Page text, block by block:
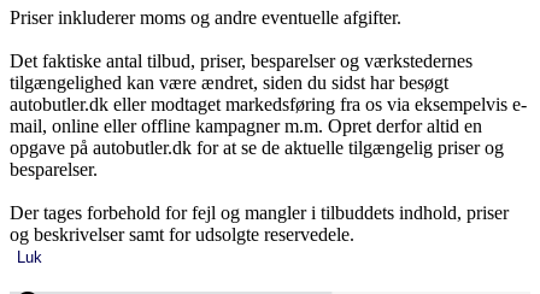
Priser inkluderer moms og andre eventuelle afgifter.
Det faktiske antal tilbud, priser, besparelser og værkstedernes
tilgængelighed kan være ændret, siden du sidst har besøgt
autobutler.dk eller modtaget markedsføring fra os via eksempelvis e-
mail, online eller offline kampagner m.m. Opret derfor altid en
opgave på autobutler.dk for at se de aktuelle tilgængelig priser og
besparelser.
Der tages forbehold for fejl og mangler i tilbuddets indhold, priser
og beskrivelser samt for udsolgte reservedele.
Luk